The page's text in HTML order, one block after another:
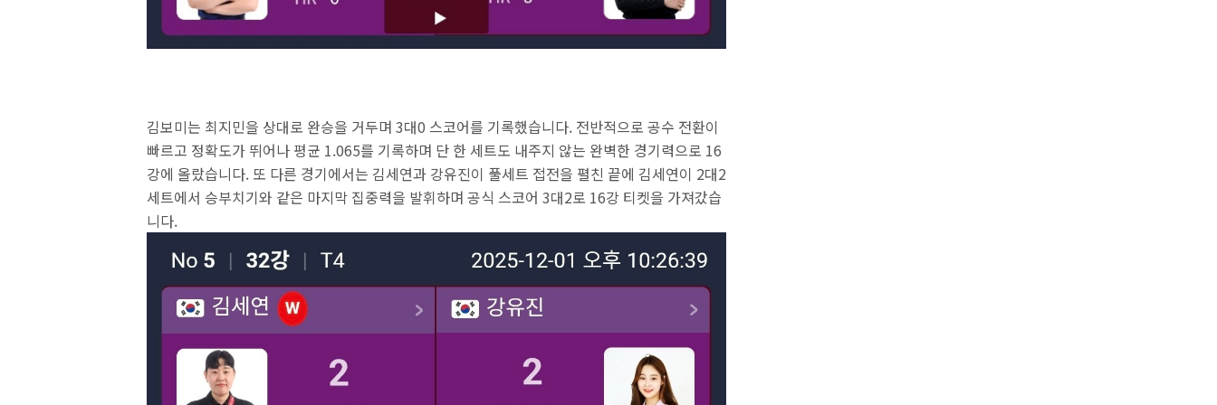
김보미는 최지민을 상대로 완승을 거두며 3대0 스코어를 기록했습니다. 전반적으로 공수 전환이
빠르고 정확도가 뛰어나 평균 1.065를 기록하며 단 한 세트도 내주지 않는 완벽한 경기력으로 16
강에 올랐습니다. 또 다른 경기에서는 김세연과 강유진이 풀세트 접전을 펼친 끝에 김세연이 2대2
세트에서 승부치기와 같은 마지막 집중력을 발휘하며 공식 스코어 3대2로 16강 티켓을 가져갔습
니다.